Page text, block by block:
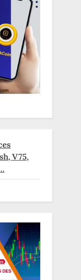
V75,